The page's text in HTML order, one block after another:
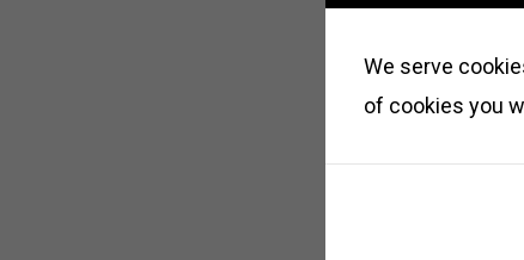
We serve
of cookies you